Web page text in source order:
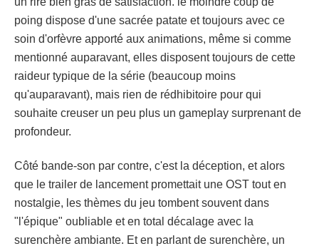
poing dispose d'une sacrée patate et toujours avec ce
soin d'orfèvre apporté aux animations, même si comme
mentionné auparavant, elles disposent toujours de cette
raideur typique de la série (beaucoup moins
qu'auparavant), mais rien de rédhibitoire pour qui
souhaite creuser un peu plus un gameplay surprenant de
profondeur.
Côté bande-son par contre, c'est la déception, et alors
que le trailer de lancement promettait une OST tout en
nostalgie, les thèmes du jeu tombent souvent dans
"l'épique" oubliable et en total décalage avec la
surenchère ambiante. Et en parlant de surenchère, un